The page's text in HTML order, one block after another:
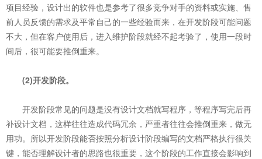
项目经验，设计出的软件也是参考了很多竞争对手的资料或实施、售
前人员反馈的需求及平常自己的一些经验而来，在开发阶段可能问题
不大，但在客户使用后，进入维护阶段就经不起考验了，使用一段时
间后，很可能要推倒重来。
(2)开发阶段。
开发阶段常见的问题是没有设计文档就写程序，等程序写完后再
补设计文档，这样往往造成代码冗余，严重者往往会推倒重来，做无
用功。所以开发阶段能否按照分析设计阶段编写的文档严格执行很关
键，能否理解设计者的思路也很重要，这个阶段的工作直接会影响到